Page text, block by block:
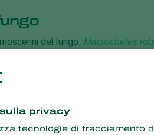
del fungo: Macrocheles
loro di trasformarsi in moscerini del